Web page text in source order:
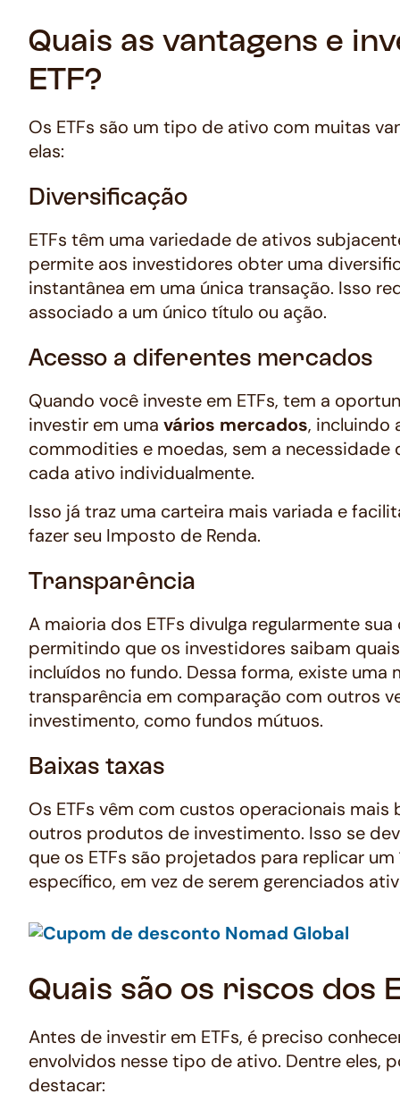
Quais as vantagens e
ETF?
Os ETFs são um tipo de ativo com muitas
elas:
Diversificação
ETFs têm uma variedade de ativos
permite aos investidores obter uma
instantânea em uma única transação. Isso
associado a um único título ou ação.
Acesso a diferentes mercados
Quando você investe em ETFs, tem a
investir em uma vários mercados, incluindo
commodities e moedas, sem a necessidade
cada ativo individualmente.
Isso já traz uma carteira mais variada e
fazer seu Imposto de Renda.
Transparência
A maioria dos ETFs divulga regularmente
permitindo que os investidores saibam
incluídos no fundo. Dessa forma, existe uma
transparência em comparação com outros
investimento, como fundos mútuos.
Baixas taxas
Os ETFs vêm com custos operacionais mais
outros produtos de investimento. Isso se
que os ETFs são projetados para replicar
específico, em vez de serem gerenciados
Quais são os riscos dos
Antes de investir em ETFs, é preciso
envolvidos nesse tipo de ativo. Dentre eles,
destacar: